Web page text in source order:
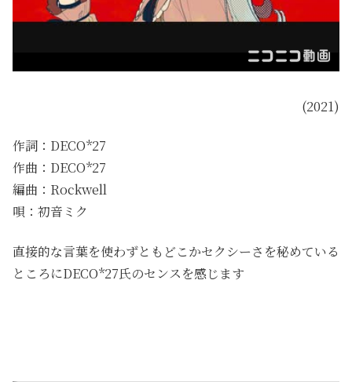
(2021)
作詞：DECO*27
作曲：DECO*27
編曲：Rockwell
唄：初音ミク
直接的な言葉を使わずともどこかセクシーさを秘めている
ところにDECO*27氏のセンスを感じます